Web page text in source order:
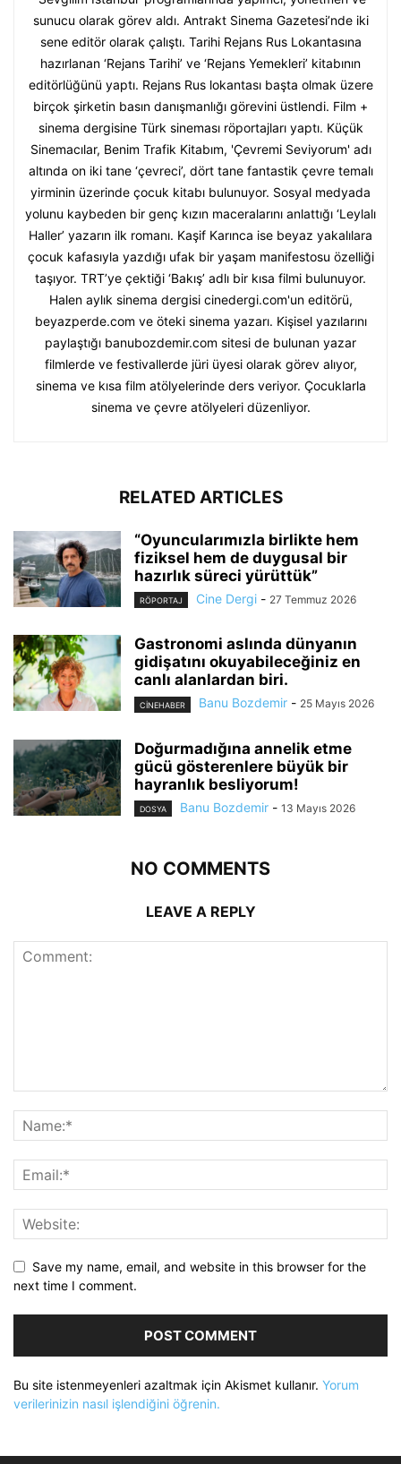
sunucu olarak görev aldı. Antrakt Sinema Gazetesi’nde iki
sene editör olarak çalıştı. Tarihi Rejans Rus Lokantasına
hazırlanan ‘Rejans Tarihi’ ve ‘Rejans Yemekleri’ kitabının
editörlüğünü yaptı. Rejans Rus lokantası başta olmak üzere
birçok şirketin basın danışmanlığı görevini üstlendi. Film +
sinema dergisine Türk sineması röportajları yaptı. Küçük
Sinemacılar, Benim Trafik Kitabım, 'Çevremi Seviyorum' adı
altında on iki tane ‘çevreci’, dört tane fantastik çevre temalı
yirminin üzerinde çocuk kitabı bulunuyor. Sosyal medyada
yolunu kaybeden bir genç kızın maceralarını anlattığı ‘Leylalı
Haller’ yazarın ilk romanı. Kaşif Karınca ise beyaz yakalılara
çocuk kafasıyla yazdığı ufak bir yaşam manifestosu özelliği
taşıyor. TRT’ye çektiği ‘Bakış’ adlı bir kısa filmi bulunuyor.
Halen aylık sinema dergisi cinedergi.com'un editörü,
beyazperde.com ve öteki sinema yazarı. Kişisel yazılarını
paylaştığı banubozdemir.com sitesi de bulunan yazar
filmlerde ve festivallerde jüri üyesi olarak görev alıyor,
sinema ve kısa film atölyelerinde ders veriyor. Çocuklarla
sinema ve çevre atölyeleri düzenliyor.
RELATED ARTICLES
“Oyuncularımızla birlikte hem
fiziksel hem de duygusal bir
hazırlık süreci yürüttük”
RÖPORTAJ Cine Dergi - 27 Temmuz 2026
Gastronomi aslında dünyanın
gidişatını okuyabileceğiniz en
canlı alanlardan biri.
CINEHABER Banu Bozdemir - 25 Mayıs 2026
Doğurmadığına annelik etme
gücü gösterenlere büyük bir
hayranlık besliyorum!
DOSYA Banu Bozdemir - 13 Mayıs 2026
NO COMMENTS
LEAVE A REPLY
Save my name, email, and website in this browser for the
next time I comment.
Bu site istenmeyenleri azaltmak için Akismet kullanır. Yorum
verilerinizin nasıl işlendiğini öğrenin.